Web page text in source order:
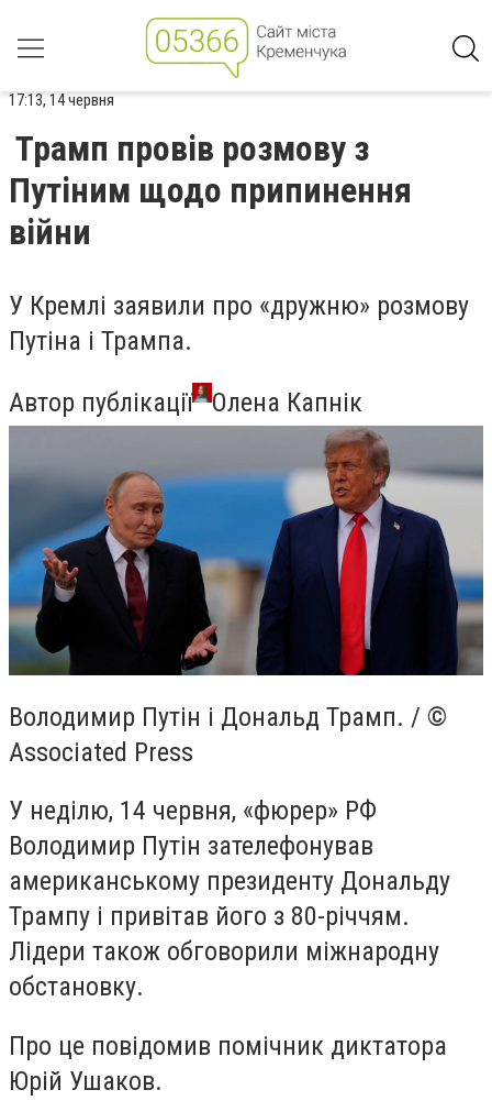
17:13, 14 червня
Трамп провів розмову з
Путіним щодо припинення
війни
У Кремлі заявили про «дружню» розмову
Путіна і Трампа.
Автор публікації
Олена Капнік
Володимир Путін і Дональд Трамп. / ©
Associated Press
У неділю, 14 червня, «фюрер» РФ
Володимир Путін зателефонував
американському президенту Дональду
Трампу і привітав його з 80-річчям.
Лідери також обговорили міжнародну
обстановку.
Про це повідомив помічник диктатора
Юрій Ушаков.